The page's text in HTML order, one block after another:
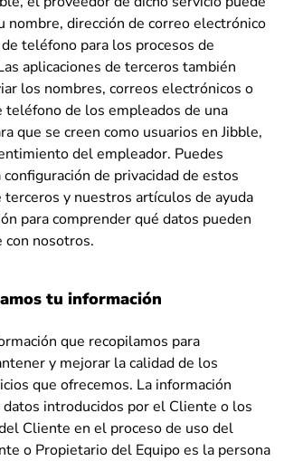
nombre, dirección de correo electrónico
teléfono para los procesos de
aplicaciones de terceros también
los nombres, correos electrónicos o
teléfono de los empleados de una
que se creen como usuarios en Jibble,
del empleador. Puedes
de privacidad de estos
terceros y nuestros artículos de ayuda
para comprender qué datos pueden
con nosotros.
tu información
que recopilamos para
y mejorar la calidad de los
que ofrecemos. La información
introducidos por el Cliente o los
Cliente en el proceso de uso del
o Propietario del Equipo es la persona